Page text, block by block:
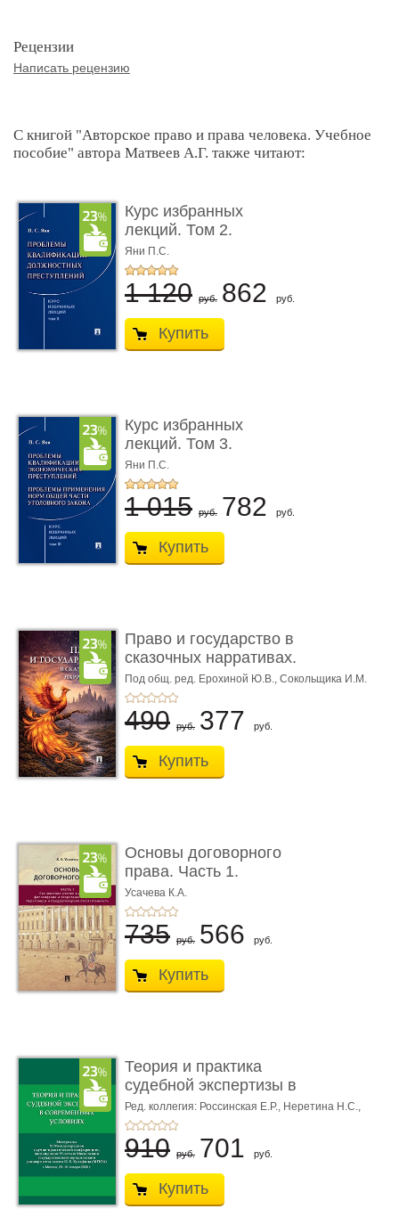
Рецензии
Написать рецензию
С книгой "Авторское право и права человека. Учебное
пособие" автора Матвеев А.Г. также читают:
Курс избранных
лекций. Том 2.
Проблемы квалифик ...
Яни П.С.
1 120 руб. 862 руб.
Купить
Курс избранных
лекций. Том 3.
Проблемы квалифик ...
Яни П.С.
1 015 руб. 782 руб.
Купить
Право и государство в
сказочных нарративах.
Мо ...
Под общ. ред. Ерохиной Ю.В., Сокольщика И.М.
490 руб. 377 руб.
Купить
Основы договорного
права. Часть 1.
Становление ...
Усачева К.А.
735 руб. 566 руб.
Купить
Теория и практика
судебной экспертизы в
совре� ...
Ред. коллегия: Россинская Е.Р., Неретина Н.С.,
Чернявская М.С.
910 руб. 701 руб.
Купить